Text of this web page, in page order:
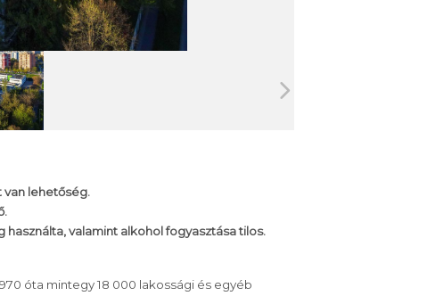
van lehetőség.
valamint alkohol fogyasztása tilos.
óta mintegy 18 000 lakossági és egyéb